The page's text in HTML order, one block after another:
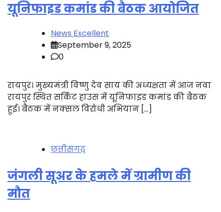
यूनिफाइड कमांड की बैठक आयोजित
News Excellent
September 9, 2025
0
रायपुर। मुख्यमंत्री विष्णु देव साय की अध्यक्षता में आज नवा
रायपुर स्थित सर्किट हाउस में यूनिफाइड कमांड की बैठक
हुई। बैठक में नक्सल विरोधी अभियान […]
छत्तीसगढ़
जंगली सूअर के हमले में ग्रामीण की
मौत